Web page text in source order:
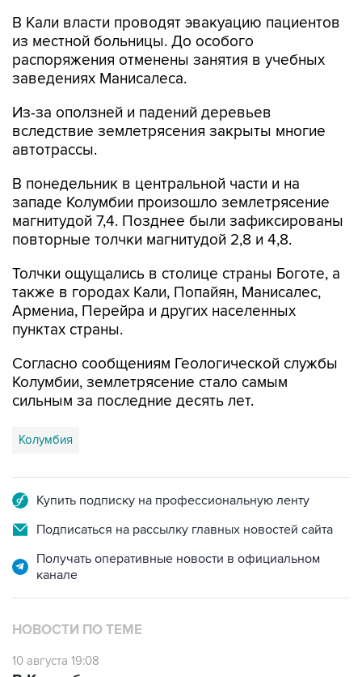
распоряжения отменены занятия в учебных
заведениях Манисалеса.
Из-за оползней и падений деревьев
автотрассы.
В понедельник в центральной части и на
магнитудой 7,4. Позднее были зафиксированы
повторные толчки магнитудой 2,8 и 4,8.
Толчки ощущались в столице страны Боготе, а
Армениа, Перейра и других населенных
пунктах страны.
Согласно сообщениям Геологической службы
сильным за последние десять лет.
Колумбия
Подписаться на рассылку главных новостей сайта
Получать оперативные новости в официальном
НОВОСТИ ПО ТЕМЕ
10 августа 19:08
22 человека